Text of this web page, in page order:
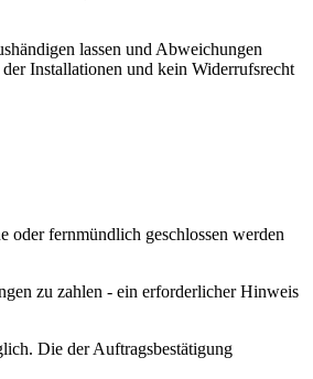
lassen und Abweichungen
Installationen und kein Widerrufsrecht
oder fernmündlich geschlossen werden
zu zahlen - ein erforderlicher Hinweis
Die der Auftragsbestätigung